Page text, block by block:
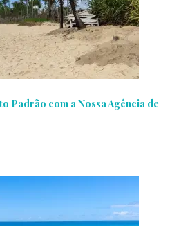
Padrão com a Nossa Agência de